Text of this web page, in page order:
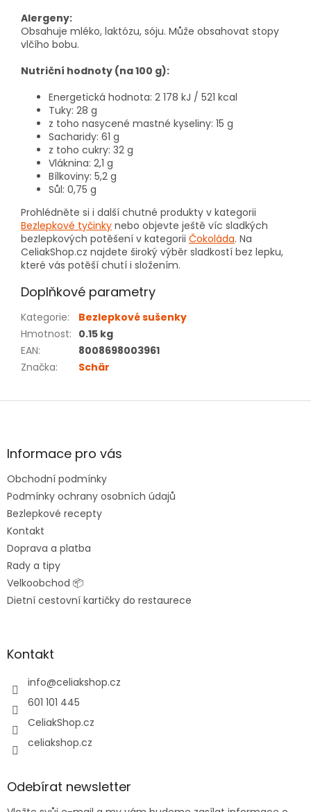
Alergeny:
Obsahuje mléko, laktózu, sóju. Může obsahovat stopy
vlčího bobu.
Nutriční hodnoty (na 100 g):
Energetická hodnota: 2 178 kJ / 521 kcal
Tuky: 28 g
z toho nasycené mastné kyseliny: 15 g
Sacharidy: 61 g
z toho cukry: 32 g
Vláknina: 2,1 g
Bílkoviny: 5,2 g
Sůl: 0,75 g
Prohlédněte si i další chutné produkty v kategorii
Bezlepkové tyčinky nebo objevte ještě víc sladkých
bezlepkových potěšení v kategorii Čokoláda. Na
CeliakShop.cz najdete široký výběr sladkostí bez lepku,
které vás potěší chutí i složením.
Doplňkové parametry
Kategorie:
Bezlepkové sušenky
Hmotnost: 0.15 kg
EAN:
8008698003961
Značka: Schär
Z
aInformace pro vás
Obchodní podmínky
Podmínky ochrany osobních údajů
Bezlepkové recepty
Kontakt
Doprava a platba
Rady a tipy
Velkoobchod 📦
Dietní cestovní kartičky do restaurece
Kontakt
info@celiakshop.cz
601 101 445
CeliakShop.cz
celiakshop.cz
Odebírat newsletter